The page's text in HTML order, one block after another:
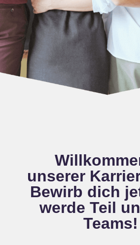
unserer
Bewirb dich
werde Teil
Teams!